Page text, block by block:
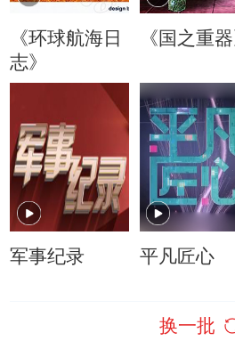
《环球航海日
志》
《国之重器
军事纪录 平凡匠心
换一批